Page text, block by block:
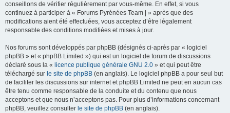
conseillons de vérifier régulièrement par vous-même. En effet, si vous
continuez à participer à « Forums Pyrénées Team | » après que des
modifications aient été effectuées, vous acceptez d’être légalement
responsable des conditions modifiées et mises à jour.
Nos forums sont développés par phpBB (désignés ci-après par « logiciel
phpBB » et « phpBB Limited ») qui est un logiciel de forum de discussions
déclaré sous la « licence publique générale GNU 2.0 » et qui peut être
téléchargé sur le site de phpBB (en anglais). Le logiciel phpBB a pour seul but
de faciliter les discussions sur internet et phpBB Limited ne peut en aucun cas
être tenu comme responsable de la conduite et du contenu que nous
acceptons et que nous n’acceptons pas. Pour plus d’informations concernant
phpBB, veuillez consulter le site de phpBB (en anglais).